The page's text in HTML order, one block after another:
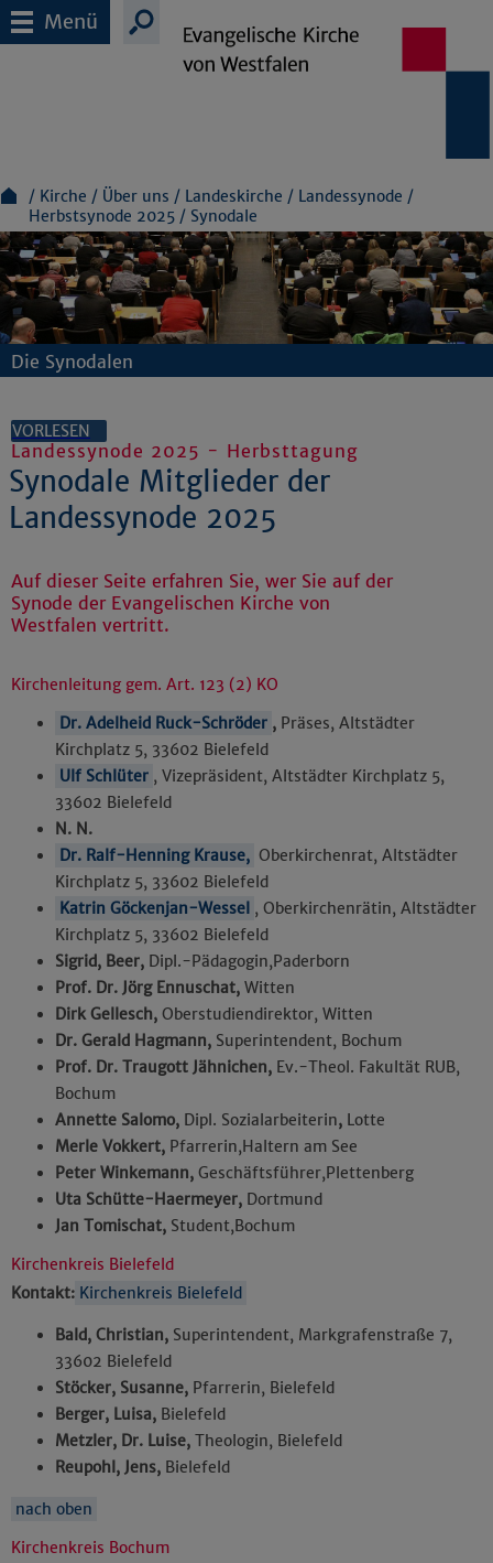
Menü
Kirche Über uns Landeskirche
Landessynode
Herbstsynode 2025
Synodale
Die Synodalen
VORLESEN
Landessynode 2025 - Herbsttagung
Synodale Mitglieder der
Landessynode 2025
Auf dieser Seite erfahren Sie, wer Sie auf der
Synode der Evangelischen Kirche von
Westfalen vertritt.
Kirchenleitung gem. Art. 123 (2) KO
Dr. Adelheid Ruck-Schröder , Präses, Altstädter
Kirchplatz 5, 33602 Bielefeld
Ulf Schlüter , Vizepräsident, Altstädter Kirchplatz 5,
33602 Bielefeld
N. N.
Dr. Ralf-Henning Krause, Oberkirchenrat, Altstädter
Kirchplatz 5, 33602 Bielefeld
Katrin Göckenjan-Wessel , Oberkirchenrätin, Altstädter
Kirchplatz 5, 33602 Bielefeld
Sigrid, Beer, Dipl.-Pädagogin,Paderborn
Prof. Dr. Jörg Ennuschat, Witten
Dirk Gellesch, Oberstudiendirektor, Witten
Dr. Gerald Hagmann, Superintendent, Bochum
Prof. Dr. Traugott Jähnichen, Ev.-Theol. Fakultät RUB,
Bochum
Annette Salomo, Dipl. Sozialarbeiterin, Lotte
Merle Vokkert, Pfarrerin,Haltern am See
Peter Winkemann, Geschäftsführer,Plettenberg
Uta Schütte-Haermeyer, Dortmund
Jan Tomischat, Student,Bochum
Kirchenkreis Bielefeld
Kontakt: Kirchenkreis Bielefeld
Bald, Christian, Superintendent, Markgrafenstraße 7,
33602 Bielefeld
Stöcker, Susanne, Pfarrerin, Bielefeld
Berger, Luisa, Bielefeld
Metzler, Dr. Luise, Theologin, Bielefeld
Reupohl, Jens, Bielefeld
nach oben
Kirchenkreis Bochum